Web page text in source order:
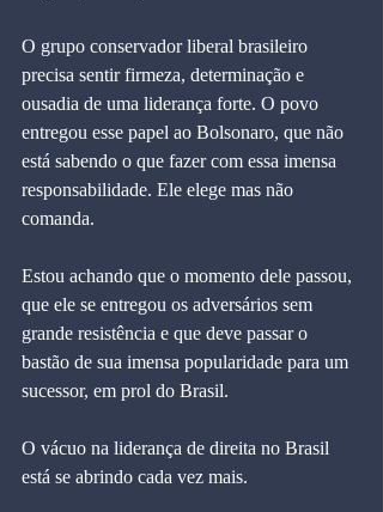
O grupo conservador liberal brasileiro
precisa sentir firmeza, determinação e
ousadia de uma liderança forte. O povo
entregou esse papel ao Bolsonaro, que não
está sabendo o que fazer com essa imensa
responsabilidade. Ele elege mas não
comanda.
Estou achando que o momento dele passou,
que ele se entregou os adversários sem
grande resistência e que deve passar o
bastão de sua imensa popularidade para um
sucessor, em prol do Brasil.
O vácuo na liderança de direita no Brasil
está se abrindo cada vez mais.